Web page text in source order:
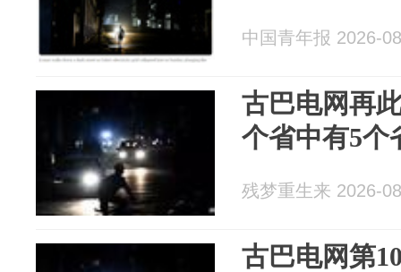
中国青年报 2026-
古巴电网再
个省中有5个
残梦重生来 2026-
古巴电网第